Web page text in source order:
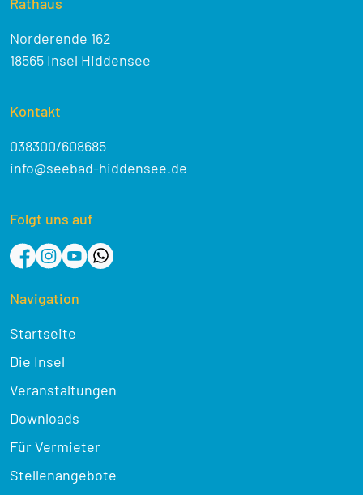
Norderende 162
18565 Insel Hiddensee
Kontakt
038300/608685
info@seebad-hiddensee.de
Folgt uns auf
Navigation
Startseite
Die Insel
Veranstaltungen
Downloads
Für Vermieter
Stellenangebote